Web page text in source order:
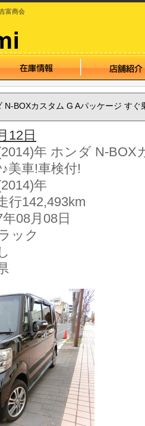
富商会
N-BOXカスタム G Aパッケージ すぐ
12日
年 ホンダ N-BOX
美車!車検付!
年
行142,493km
08月08日
ック